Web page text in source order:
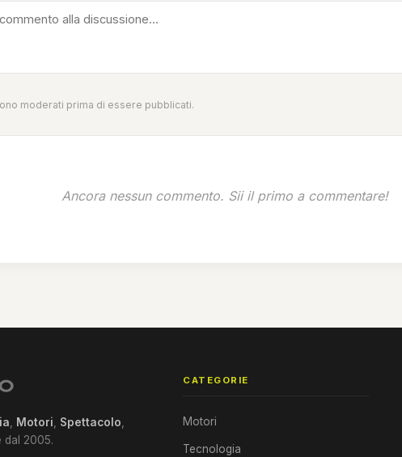
moderati prima di essere pubblicati.
Ancora nessun commento. Sii il primo a commentare!
Motori Spettacolo
dal 2005.
CATEGORIE
Motori
Tecnologia